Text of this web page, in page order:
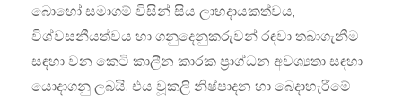
බොහෝ සමාගම් විසින් සිය ලාභදායකත්වය,
විශ්වසනීයත්වය හා ගනුදෙනුකරුවන් රඳවා තබාගැනීම
සඳහා වන කෙටි කාලීන කාරක ප්‍රාග්ධන අවශ්‍යතා සඳහා
යොදාගනු ලබයි. එය වූකලි නිෂ්පාදන හා බෙදාහැරීමේ